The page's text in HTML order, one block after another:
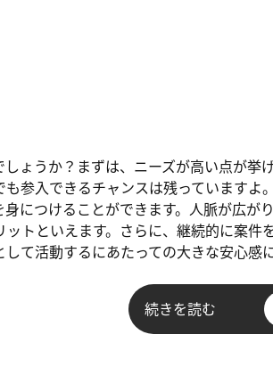
ょうか？まずは、ニーズが高い点が挙
参入できるチャンスは残っていますよ
につけることができます。人脈が広がり
トといえます。さらに、継続的に案件
て活動するにあたっての大きな安心感
続きを読む